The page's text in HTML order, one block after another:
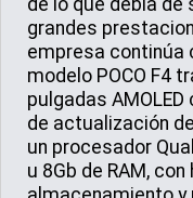
grandes
empresa continúa
modelo POCO F4
pulgadas
de actualización
un procesador
u 8Gb de RAM,